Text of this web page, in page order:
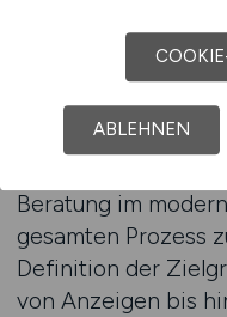
Bestandteil jedes
Prozesses. Sie
nur theoretisch
praktisch wirken.
Beratung im
gesamten Prozess
Definition der
von Anzeigen bis
ABLEHNEN